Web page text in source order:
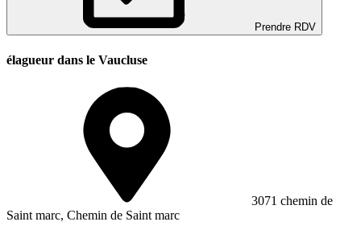
Prendre RDV
élagueur dans le Vaucluse
3071 chemin de
Saint marc, Chemin de Saint marc